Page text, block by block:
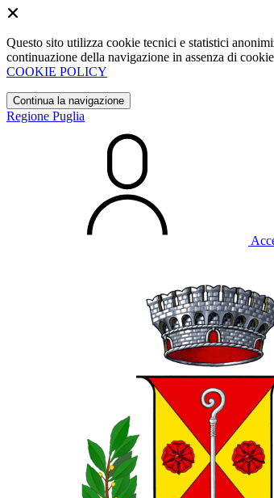
Questo sito utilizza cookie tecnici e statistici
continuazione della navigazione in assenza di
COOKIE POLICY
Continua la navigazione
Regione Puglia